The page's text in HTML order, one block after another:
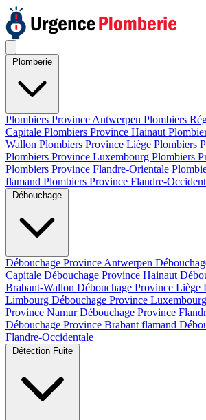
Plombiers Province Antwerpen Plombiers
Capitale Plombiers Province Hainaut
Wallon Plombiers Province Liège Plombiers
Plombiers Province Luxembourg Plombiers
Plombiers Province Flandre-Orientale
flamand Plombiers Province Flandre-
Débouchage Province Antwerpen
Capitale Débouchage Province Hainaut
Brabant-Wallon Débouchage Province Liège
Limbourg Débouchage Province Luxembourg
Province NamurDébouchage Province
Débouchage Province Brabant flamand
Flandre-Occidentale